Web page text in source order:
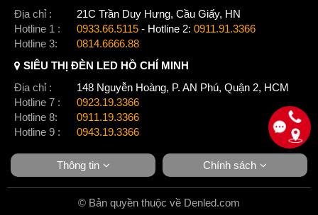
Địa chỉ :
21C Trần Duy Hưng, Cầu Giấy, HN
Hotline 1 :
0933.66.5115 - Hotline 2: 0911.91.3366
Hotline 3:
0814.6666.88
SIÊU THỊ ĐÈN LED HỒ CHÍ MINH
Địa chỉ :
148 Nguyễn Hoàng, P. AN Phú, Quận 2, HCM
Hotline 7 :
0923.19.3366
Hotline 8:
0911.19.3366
Hotline 9 :
0943.19.3366
Thông tin Chính sách
© Bản quyền thuộc về Denled.com